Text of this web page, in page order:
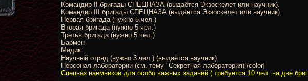
Командир II бригады СПЕЦНАЗА (выдаётся Экзоскелет или научник).
Командир III бригады СПЕЦНАЗА (выдаётся Экзоскелет или научник).
Первая бригада (нужно 5 чел.)
Вторая бригада (нужно 5 чел.)
Третья бригада (нужно 5 чел.)
Бармен
Медик
Научный отряд (нужно 3 чел.) (выдаётся научник)
Персонал лаборатории (см. тему "Секретная лаборатория)[/color]
Спецназ наёмников для особо важных заданий ( требуется 10 чел. на две